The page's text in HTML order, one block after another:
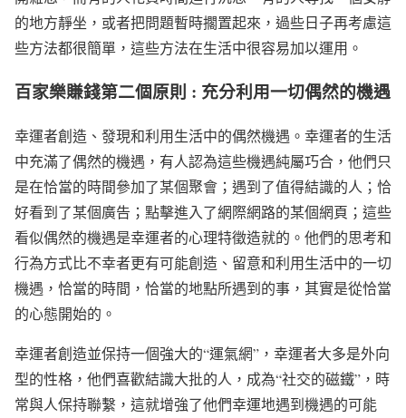
的地方靜坐，或者把問題暫時擱置起來，過些日子再考慮這
些方法都很簡單，這些方法在生活中很容易加以運用。
百家樂賺錢第二個原則 : 充分利用一切偶然的機遇
幸運者創造、發現和利用生活中的偶然機遇。幸運者的生活
中充滿了偶然的機遇，有人認為這些機遇純屬巧合，他們只
是在恰當的時間參加了某個聚會；遇到了值得結識的人；恰
好看到了某個廣告；點擊進入了網際網路的某個網頁；這些
看似偶然的機遇是幸運者的心理特徵造就的。他們的思考和
行為方式比不幸者更有可能創造、留意和利用生活中的一切
機遇，恰當的時間，恰當的地點所遇到的事，其實是從恰當
的心態開始的。
幸運者創造並保持一個強大的“運氣網”，幸運者大多是外向
型的性格，他們喜歡結識大批的人，成為“社交的磁鐵”，時
常與人保持聯繫，這就增強了他們幸運地遇到機遇的可能